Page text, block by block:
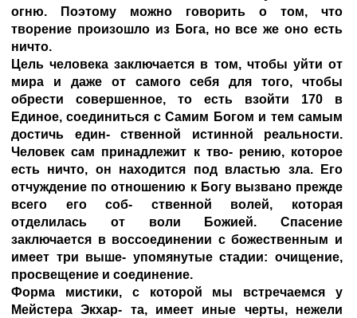
огню. Поэтому можно говорить о том, что
творение произошло из Бога, но все же оно есть
ничто.
Цель человека заключается в том, чтобы уйти от
мира и даже от самого себя для того, чтобы
обрести совершенное, то есть взойти 170 в
Единое, соединиться с Самим Богом и тем самым
достичь един- ственной истинной реальности.
Человек сам принадлежит к тво- рению, которое
есть ничто, он находится под властью зла. Его
отчуждение по отношению к Богу вызвано прежде
всего его соб- ственной волей, которая
отделилась от воли Божией. Спасение
заключается в воссоединении с божественным и
имеет три выше- упомянутые стадии: очищение,
просвещение и соединение.
Форма мистики, с которой мы встречаемся у
Мейстера Экхар- та, имеет иные черты, нежели